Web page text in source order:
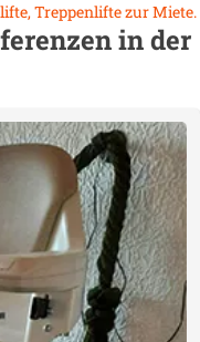
Treppenlifte zur Miete.
in der